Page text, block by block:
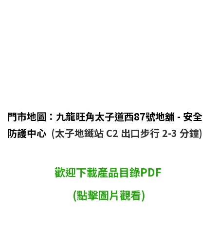
門市地圖：九龍旺角太子道西87號地舖 - 安全
防護中心 (太子地鐵站 C2 出口步行 2-3 分鐘)
歡迎下載產品目錄PDF
(點擊圖片觀看)